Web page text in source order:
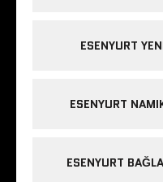
ESENYURT
ESENYURT
ESENYURT